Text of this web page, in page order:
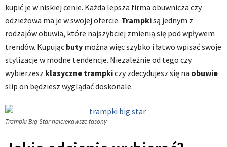
kupić je w niskiej cenie. Każda lepsza firma obuwnicza czy
odzieżowa ma je w swojej ofercie. Trampkisą jednym z
rodzajów obuwia, które najszybciej zmienią się pod wpływem
trendów. Kupując buty można więc szybko i łatwo wpisać swoje
stylizacje w modne tendencje. Niezależnie od tego czy
wybierzesz klasyczne trampkiczy zdecydujesz się na obuwie
slip on będziesz wyglądać doskonale.
Trampki Big Star najciekawsze fasony